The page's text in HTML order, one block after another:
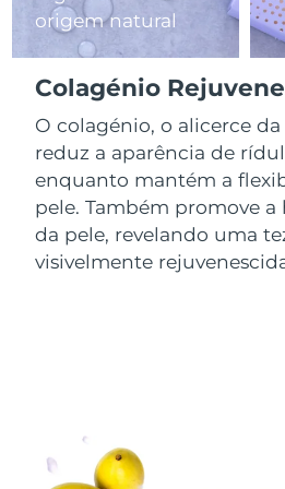
origem natural
Colagénio
O colagénio, o alicerce
reduz a aparência de
enquanto mantém a
pele. Também promove a
da pele, revelando uma
visivelmente
Luxemburgo
Macau, RAE da
China
Malásia
Malta
México
Noruega